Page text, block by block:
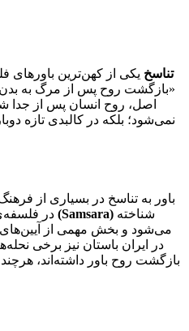
تناسخ یکی از کهن‌ترین
«بازگشت روح پس از مرگ به بدن
اصل، روح انسان پس از جدا
نمی‌شود؛ بلکه در کالبدی تازه
باور به تناسخ در بسیاری از
در سامسارا (Samsara)
می‌شود و بخش مهمی از آیین‌های
در ایران باستان نیز برخی
بازگشت روح باور داشته‌اند،